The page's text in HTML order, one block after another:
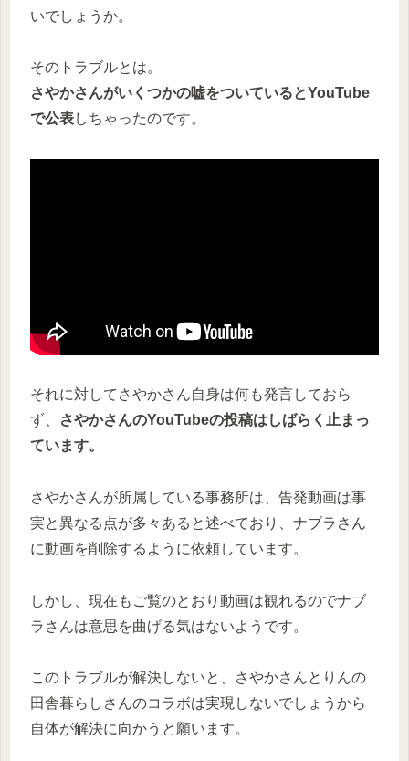
いでしょうか。
そのトラブルとは。
さやかさんがいくつかの嘘をついているとYouTube
で公表しちゃったのです。
それに対してさやかさん自身は何も発言しておら
ず、
さやかさんのYouTubeの投稿はしばらく止まっ
ています。
さやかさんが所属している事務所は、告発動画は事
実と異なる点が多々あると述べており、ナブラさん
に動画を削除するように依頼しています。
しかし、現在もご覧のとおり動画は観れるのでナブ
ラさんは意思を曲げる気はないようです。
このトラブルが解決しないと、さやかさんとりんの
田舎暮らしさんのコラボは実現しないでしょうから
自体が解決に向かうと願います。